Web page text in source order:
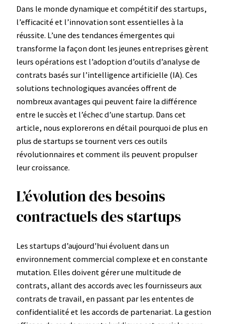
Dans le monde dynamique et compétitif des startups,
l’efficacité et l’innovation sont essentielles à la
réussite. L’une des tendances émergentes qui
transforme la façon dont les jeunes entreprises gèrent
leurs opérations est l’adoption d’outils d’analyse de
contrats basés sur l’intelligence artificielle (IA). Ces
solutions technologiques avancées offrent de
nombreux avantages qui peuvent faire la différence
entre le succès et l’échec d’une startup. Dans cet
article, nous explorerons en détail pourquoi de plus en
plus de startups se tournent vers ces outils
révolutionnaires et comment ils peuvent propulser
leur croissance.
L’évolution des besoins
contractuels des startups
Les startups d’aujourd’hui évoluent dans un
environnement commercial complexe et en constante
mutation. Elles doivent gérer une multitude de
contrats, allant des accords avec les fournisseurs aux
contrats de travail, en passant par les ententes de
confidentialité et les accords de partenariat. La gestion